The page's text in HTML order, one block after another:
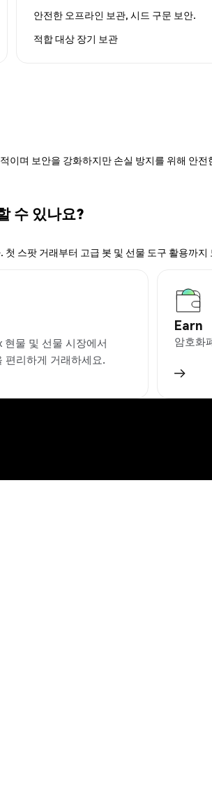
안전한 오프라인 보관, 시드 구문 보안.
적합 대상 장기 보관
이며 보안을 강화하지만 손실 방지를 위해 안
수 있나요?
스팟 거래부터 고급 봇 및 선물 도구 활용까
현물 및 선물 시장에서
편리하게 거래하세요.
Earn
암호화